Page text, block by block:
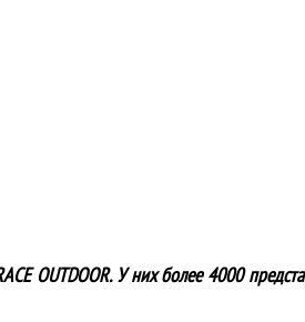
OUTDOOR. У них более 4000